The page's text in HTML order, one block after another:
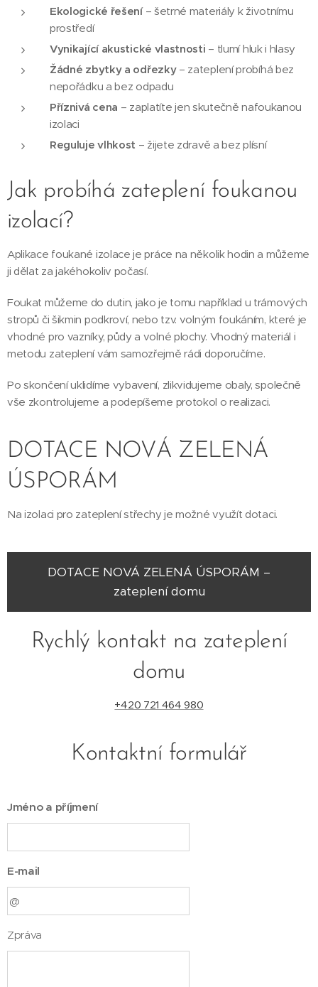
Ekologické řešení– šetrné materiály k životnímu
prostředí
Vynikající akustické vlastnosti – tlumí hluk i hlasy
Žádné zbytky a odřezky– zateplení probíhá bez
nepořádku a bez odpadu
Příznivá cena – zaplatíte jen skutečně nafoukanou
izolaci
Reguluje vlhkost – žijete zdravě a bez plísní
Jak probíhá zateplení foukanou
izolací?
Aplikace foukané izolace je práce na několik hodin a můžeme
ji dělat za jakéhokoliv počasí.
Foukat můžeme do dutin, jako je tomu například u trámových
stropů či šikmin podkroví, nebo tzv. volným foukáním, které je
vhodné pro vazníky, půdy a volné plochy. Vhodný materiál i
metodu zateplení vám samozřejmě rádi doporučíme.
Po skončení uklidíme vybavení, zlikvidujeme obaly, společně
vše zkontrolujeme a podepíšeme protokol o realizaci.
DOTACE NOVÁ ZELENÁ
ÚSPORÁM
Na izolaci pro zateplení střechy je možné využít dotaci.
DOTACE NOVÁ ZELENÁ ÚSPORÁM –
zateplení domu
Rychlý kontakt na zateplení
domu
+420 721 464 980
Kontaktní formulář
Jméno a příjmení
E-mail
Zpráva